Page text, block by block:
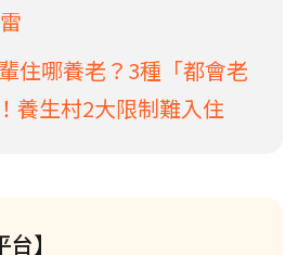
住哪養老？3種「都會老
養生村2大限制難入住
】